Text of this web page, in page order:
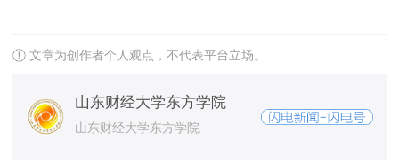
文章为创作者个人观点，不代表平台立场。
山东财经大学东方学院
山东财经大学东方学院